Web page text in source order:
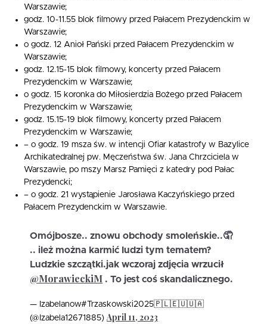
Warszawie;
godz. 10-11.55 blok filmowy przed Pałacem Prezydenckim w
Warszawie;
o godz. 12 Anioł Pański przed Pałacem Prezydenckim w
Warszawie;
godz. 12.15-15 blok filmowy, koncerty przed Pałacem
Prezydenckim w Warszawie;
o godz. 15 koronka do Miłosierdzia Bożego przed Pałacem
Prezydenckim w Warszawie;
godz. 15.15-19 blok filmowy, koncerty przed Pałacem
Prezydenckim w Warszawie;
– o godz. 19 msza św. w intencji Ofiar katastrofy w Bazylice
Archikatedralnej pw. Męczeństwa św. Jana Chrzciciela w
Warszawie, po mszy Marsz Pamięci z katedry pod Pałac
Prezydencki;
– o godz. 21 wystąpienie Jarosława Kaczyńskiego przed
Pałacem Prezydenckim w Warszawie.
Omójbosze.. znowu obchody smoleńskie..🤦
.. ileż można karmić ludzi tym tematem?
Ludzkie szczątki.jak wczoraj zdjęcia wrzucił
@MorawieckiM . To jest coś skandalicznego.
— Izabelanow#Trzaskowski2025🇵🇱🇪🇺🇺🇦
(@Izabela12671885)April 11, 2023